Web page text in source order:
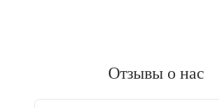
Отзывы о нас